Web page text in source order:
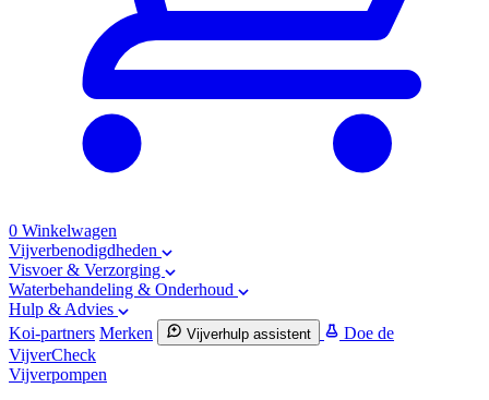
0 Winkelwagen
Vijverbenodigdheden
Visvoer & Verzorging
Waterbehandeling & Onderhoud
Hulp & Advies
Koi-partners Merken Vijverhulp assistent
Doe de
VijverCheck
Vijverpompen